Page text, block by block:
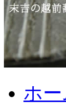
ン
ホー